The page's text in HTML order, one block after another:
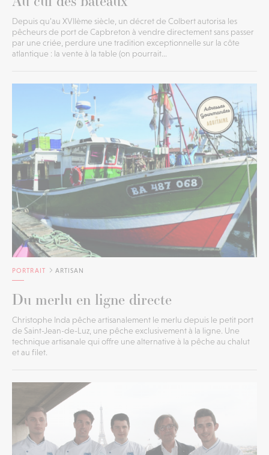
Depuis qu’au XVIIème siècle, un décret de Colbert autorisa les
pêcheurs de port de Capbreton à vendre directement sans passer
par une criée, perdure une tradition exceptionnelle sur la côte
atlantique : la vente à la table (on pourrait...
PORTRAIT ARTISAN
Du merlu en ligne directe
Christophe Inda pêche artisanalement le merlu depuis le petit port
de Saint-Jean-de-Luz, une pêche exclusivement à la ligne. Une
technique artisanale qui offre une alternative à la pêche au chalut
et au filet.